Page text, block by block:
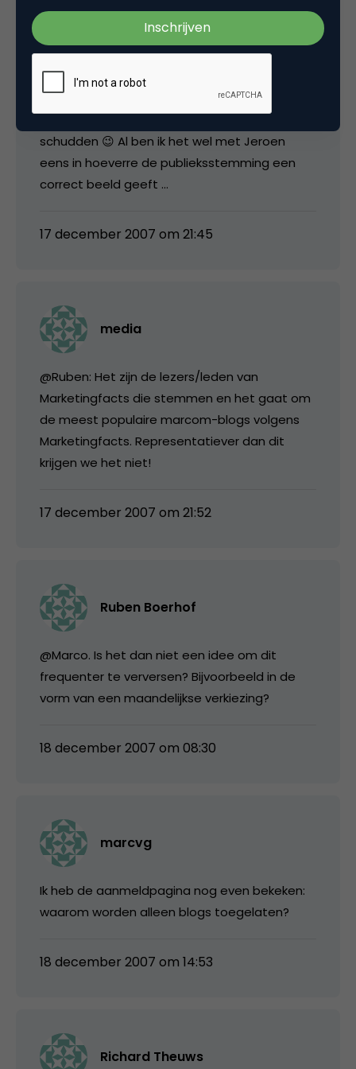
Prima idee om even de slapers wakker te
schudden 😉 Al ben ik het wel met Jeroen
eens in hoeverre de publieksstemming een
correct beeld geeft …
17 december 2007 om 21:45
media
@Ruben: Het zijn de lezers/leden van
Marketingfacts die stemmen en het gaat om
de meest populaire marcom-blogs volgens
Marketingfacts. Representatiever dan dit
krijgen we het niet!
17 december 2007 om 21:52
Ruben Boerhof
@Marco. Is het dan niet een idee om dit
frequenter te verversen? Bijvoorbeeld in de
vorm van een maandelijkse verkiezing?
18 december 2007 om 08:30
marcvg
Ik heb de aanmeldpagina nog even bekeken:
waarom worden alleen blogs toegelaten?
18 december 2007 om 14:53
Richard Theuws